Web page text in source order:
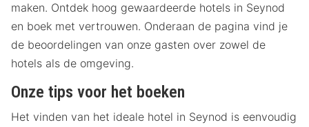
maken. Ontdek hoog gewaardeerde hotels in Seynod
en boek met vertrouwen. Onderaan de pagina vind je
de beoordelingen van onze gasten over zowel de
hotels als de omgeving.
Onze tips voor het boeken
Het vinden van het ideale hotel in Seynod is eenvoudig